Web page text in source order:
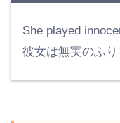
She played
彼女は無実のふり